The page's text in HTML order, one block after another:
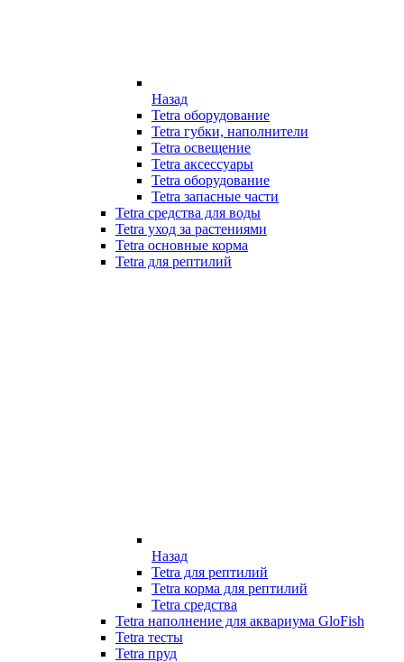
Назад
Tetra оборудование
Tetra губки, наполнители
Tetra освещение
Tetra аксессуары
Tetra оборудование
Tetra запасные части
Tetra средства для воды
Tetra уход за растениями
Tetra основные корма
Tetra для рептилий
Назад
Tetra для рептилий
Tetra корма для рептилий
Tetra средства
Tetra наполнение для аквариума GloFish
Tetra тесты
Tetra пруд